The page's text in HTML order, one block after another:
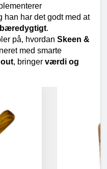
han har det godt med at
.
på, hvordan Skeen &
med smarte
, bringer værdi og